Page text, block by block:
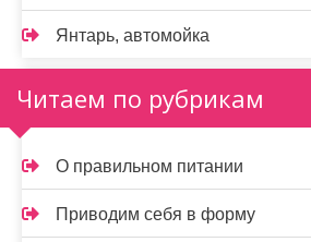
Янтарь, автомойка
Читаем по рубрикам
О правильном питании
Приводим себя в форму